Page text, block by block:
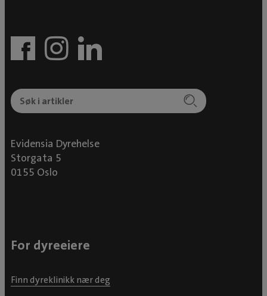
Evidensia Dyrehelse
Storgata 5
0155 Oslo
For dyreeiere
Finn dyreklinikk nær deg